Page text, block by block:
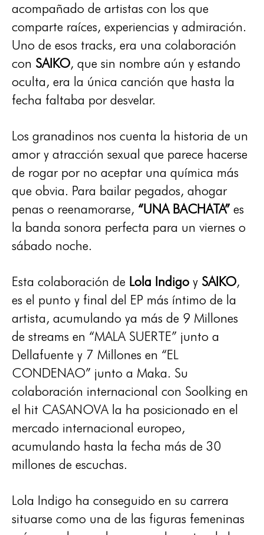
acompañado de artistas con los que
comparte raíces, experiencias y admiración.
Uno de esos tracks, era una colaboración
con SAIKO, que sin nombre aún y estando
oculta, era la única canción que hasta la
fecha faltaba por desvelar.
Los granadinos nos cuenta la historia de un
amor y atracción sexual que parece hacerse
de rogar por no aceptar una química más
que obvia. Para bailar pegados, ahogar
penas o reenamorarse, “UNA BACHATA”es
la banda sonora perfecta para un viernes o
sábado noche.
Esta colaboración de Lola Indigo y SAIKO,
es el punto y final del EP más íntimo de la
artista, acumulando ya más de 9 Millones
de streams en “MALA SUERTE” junto a
Dellafuente y 7 Millones en “EL
CONDENAO” junto a Maka. Su
colaboración internacional con Soolking en
el hit CASANOVA la ha posicionado en el
mercado internacional europeo,
acumulando hasta la fecha más de 30
millones de escuchas.
Lola Indigo ha conseguido en su carrera
situarse como una de las figuras femeninas